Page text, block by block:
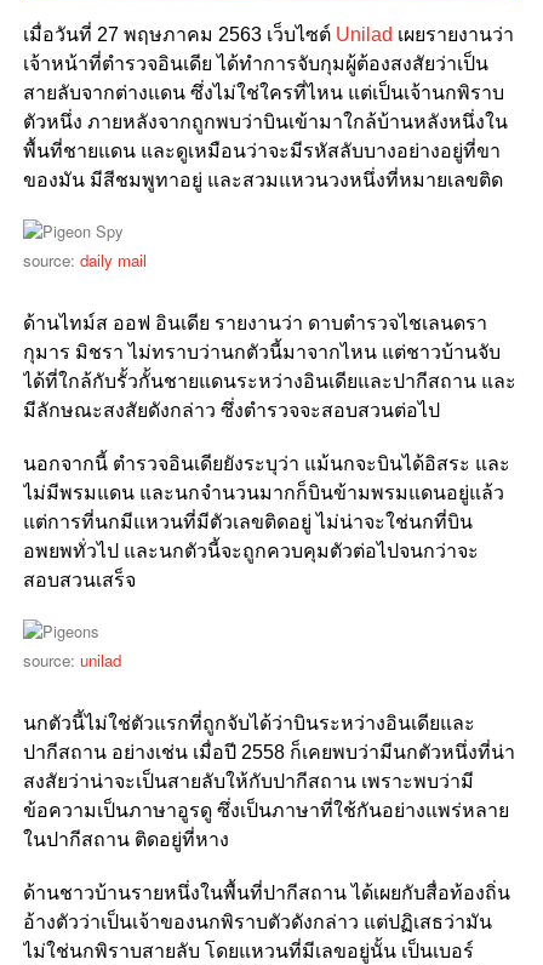
เมื่อวันที่ 27 พฤษภาคม 2563 เว็บไซต์ Unilad เผยรายงานว่า
เจ้าหน้าที่ตำรวจอินเดีย ได้ทำการจับกุมผู้ต้องสงสัยว่าเป็น
สายลับจากต่างแดน ซึ่งไม่ใช่ใครที่ไหน แต่เป็นเจ้านกพิราบ
ตัวหนึ่ง ภายหลังจากถูกพบว่าบินเข้ามาใกล้บ้านหลังหนึ่งใน
พื้นที่ชายแดน และดูเหมือนว่าจะมีรหัสลับบางอย่างอยู่ที่ขา
ของมัน มีสีชมพูทาอยู่ และสวมแหวนวงหนึ่งที่หมายเลขติด
source: daily mail
ด้านไทม์ส ออฟ อินเดีย รายงานว่า ดาบตำรวจไชเลนดรา
กุมาร มิชรา ไม่ทราบว่านกตัวนี้มาจากไหน แต่ชาวบ้านจับ
ได้ที่ใกล้กับรั้วกั้นชายแดนระหว่างอินเดียและปากีสถาน และ
มีลักษณะสงสัยดังกล่าว ซึ่งตำรวจจะสอบสวนต่อไป
นอกจากนี้ ตำรวจอินเดียยังระบุว่า แม้นกจะบินได้อิสระ และ
ไม่มีพรมแดน และนกจำนวนมากก็บินข้ามพรมแดนอยู่แล้ว
แต่การที่นกมีแหวนที่มีตัวเลขติดอยู่ ไม่น่าจะใช่นกที่บิน
อพยพทั่วไป และนกตัวนี้จะถูกควบคุมตัวต่อไปจนกว่าจะ
สอบสวนเสร็จ
source: unilad
นกตัวนี้ไม่ใช่ตัวแรกที่ถูกจับได้ว่าบินระหว่างอินเดียและ
ปากีสถาน อย่างเช่น เมื่อปี 2558 ก็เคยพบว่ามีนกตัวหนึ่งที่น่า
สงสัยว่าน่าจะเป็นสายลับให้กับปากีสถาน เพราะพบว่ามี
ข้อความเป็นภาษาอูรดู ซึ่งเป็นภาษาที่ใช้กันอย่างแพร่หลาย
ในปากีสถาน ติดอยู่ที่หาง
ด้านชาวบ้านรายหนึ่งในพื้นที่ปากีสถาน ได้เผยกับสื่อท้องถิ่น
อ้างตัวว่าเป็นเจ้าของนกพิราบตัวดังกล่าว แต่ปฏิเสธว่ามัน
ไม่ใช่นกพิราบสายลับ โดยแหวนที่มีเลขอยู่นั้น เป็นเบอร์